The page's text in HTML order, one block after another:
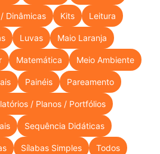
Dinâmicas Kits Leitura
Luvas Maio Laranja
Matemática Meio Ambiente
Painéis Pareamento
/ Planos / Portfólios
Sequência Didáticas
Sílabas Simples Todos